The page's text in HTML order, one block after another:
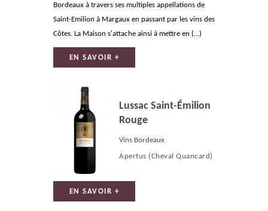
Bordeaux à travers ses multiples appellations de
Saint-Emilion à Margaux en passant par les vins des
Côtes. La Maison s'attache ainsi à mettre en (...)
EN SAVOIR +
Lussac Saint-Émilion
Rouge
Vins Bordeaux
Apertus (Cheval Quancard)
EN SAVOIR +